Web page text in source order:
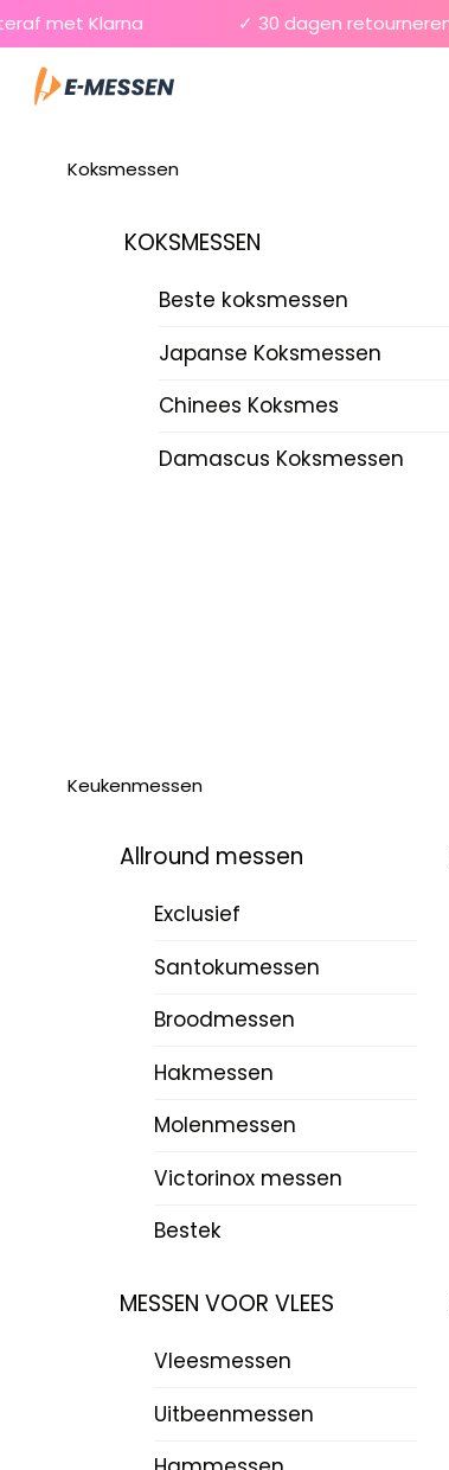
Skip
to
content
met Klarna ✓ 30 dagen retourneren
Menu
Koksmessen
KOKSMESSEN
Beste koksmessen
Japanse Koksmessen
Chinees Koksmes
Damascus Koksmessen
Keukenmessen
Allround messen
Exclusief
Santokumessen
Broodmessen
Hakmessen
Molenmessen
Victorinox messen
Bestek
MESSEN VOOR VLEES
Vleesmessen
Uitbeenmessen